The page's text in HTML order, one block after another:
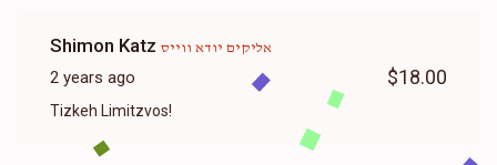
Shimon Katz אליקים יודא ווייס
2 years ago $18.00
Tizkeh Limitzvos!